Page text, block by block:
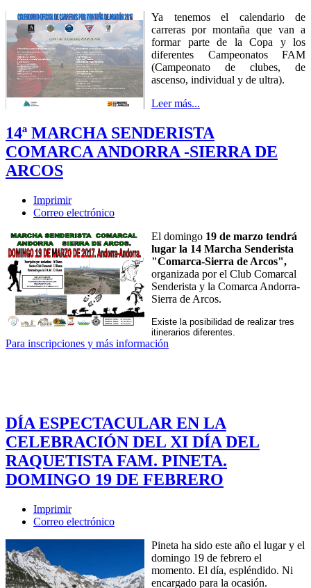
Ya tenemos el calendario de
carreras por montaña que van a
formar parte de la Copa y los
diferentes Campeonatos FAM
(Campeonato de clubes, de
ascenso, individual y de ultra).
Leer más...
14ª MARCHA SENDERISTA
COMARCA ANDORRA -SIERRA DE
ARCOS
Imprimir
Correo electrónico
El domingo 19 de marzo tendrá
lugar la 14 Marcha Senderista
"Comarca-Sierra de Arcos",
organizada por el Club Comarcal
Senderista y la Comarca Andorra-
Sierra de Arcos.
Existe la posibilidad de realizar tres
itinerarios diferentes.
Para inscripciones y más información
DÍA ESPECTACULAR EN LA
CELEBRACIÓN DEL XI DÍA DEL
RAQUETISTA FAM. PINETA.
DOMINGO 19 DE FEBRERO
Imprimir
Correo electrónico
Pineta ha sido este año el lugar y el
domingo 19 de febrero el
momento. El día, espléndido. Ni
encargado para la ocasión.